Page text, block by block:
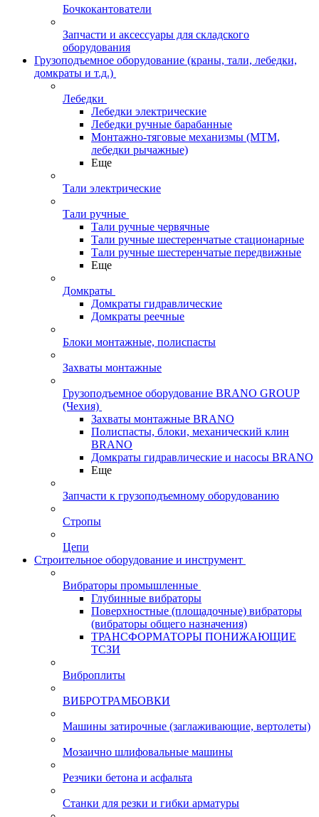
Бочкокантователи
Запчасти и аксессуары для складского
оборудования
Грузоподъемное оборудование (краны, тали, лебедки,
домкраты и т.д.)
Лебедки
Лебедки электрические
Лебедки ручные барабанные
Монтажно-тяговые механизмы (МТМ,
лебедки рычажные)
Еще
Тали электрические
Тали ручные
Тали ручные червячные
Тали ручные шестеренчатые стационарные
Тали ручные шестеренчатые передвижные
Еще
Домкраты
Домкраты гидравлические
Домкраты реечные
Блоки монтажные, полиспасты
Захваты монтажные
Грузоподъемное оборудование BRANO GROUP
(Чехия)
Захваты монтажные BRANO
Полиспасты, блоки, механический клин
BRANO
Домкраты гидравлические и насосы BRANO
Еще
Запчасти к грузоподъемному оборудованию
Стропы
Цепи
Строительное оборудование и инструмент
Вибраторы промышленные
Глубинные вибраторы
Поверхностные (площадочные) вибраторы
(вибраторы общего назначения)
ТРАНСФОРМАТОРЫ ПОНИЖАЮЩИЕ
ТСЗИ
Виброплиты
ВИБРОТРАМБОВКИ
Машины затирочные (заглаживающие, вертолеты)
Мозаично шлифовальные машины
Резчики бетона и асфальта
Станки для резки и гибки арматуры